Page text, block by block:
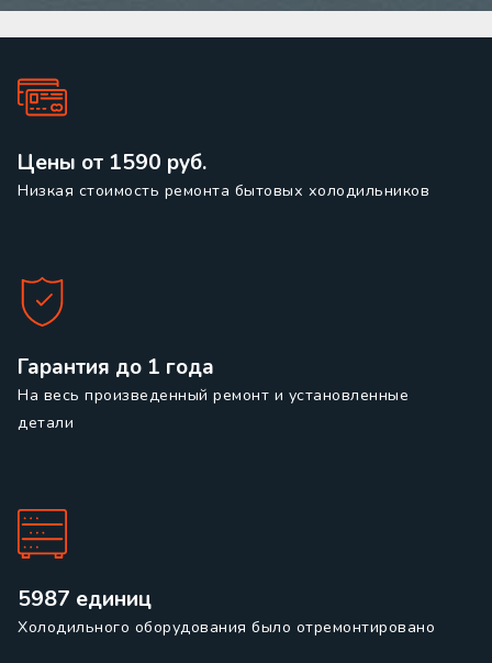
Цены от 1590 руб.
Низкая стоимость ремонта бытовых холодильников
Гарантия до 1 года
На весь произведенный ремонт и установленные
детали
5987 единиц
Холодильного оборудования было отремонтировано